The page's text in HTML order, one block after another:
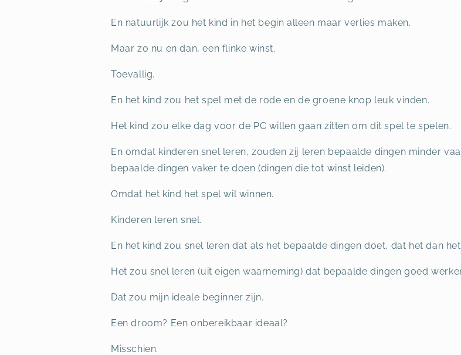
En natuurlijk zou het kind in het begin alleen maar verlies maken.
Maar zo nu en dan, een flinke winst.
Toevallig.
En het kind zou het spel met de rode en de groene knop leuk vinden.
Het kind zou elke dag voor de PC willen gaan zitten om dit spel te spelen.
En omdat kinderen snel leren, zouden zij leren bepaalde dingen minder
bepaalde dingen vaker te doen (dingen die tot winst leiden).
Omdat het kind het spel wil winnen.
Kinderen leren snel.
En het kind zou snel leren dat als het bepaalde dingen doet, dat het dan
Het zou snel leren (uit eigen waarneming) dat bepaalde dingen goed
Dat zou mijn ideale beginner zijn.
Een droom? Een onbereikbaar ideaal?
Misschien.